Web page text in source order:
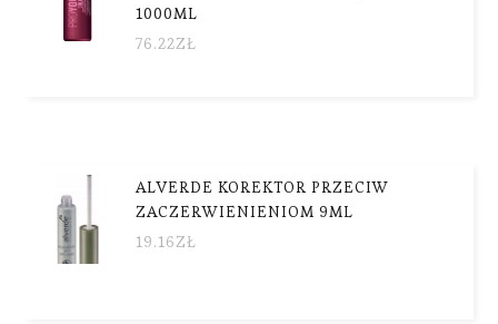
1000ML
76.22ZŁ
ALVERDE KOREKTOR PRZECIW
ZACZERWIENIENIOM 9ML
19.16ZŁ